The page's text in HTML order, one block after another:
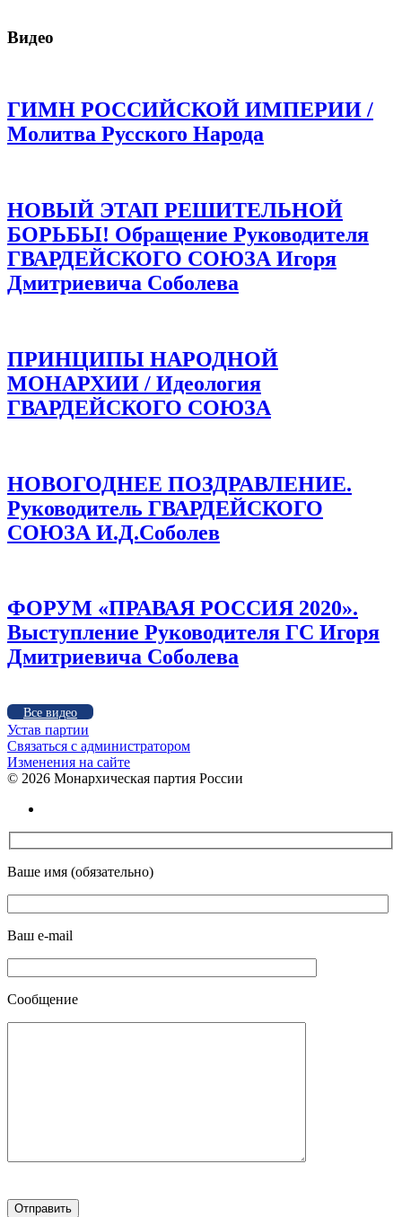
Видео
ГИМН РОССИЙСКОЙ ИМПЕРИИ /
Молитва Русского Народа
НОВЫЙ ЭТАП РЕШИТЕЛЬНОЙ
БОРЬБЫ! Обращение Руководителя
ГВАРДЕЙСКОГО СОЮЗА Игоря
Дмитриевича Соболева
ПРИНЦИПЫ НАРОДНОЙ
МОНАРХИИ / Идеология
ГВАРДЕЙСКОГО СОЮЗА
НОВОГОДНЕЕ ПОЗДРАВЛЕНИЕ.
Руководитель ГВАРДЕЙСКОГО
СОЮЗА И.Д.Соболев
ФОРУМ «ПРАВАЯ РОССИЯ 2020».
Выступление Руководителя ГС Игоря
Дмитриевича Соболева
Все видео
Устав партии
Связаться с администратором
Изменения на сайте
© 2026 Монархическая партия России
Ваше имя (обязательно)
Ваш e-mail
Сообщение